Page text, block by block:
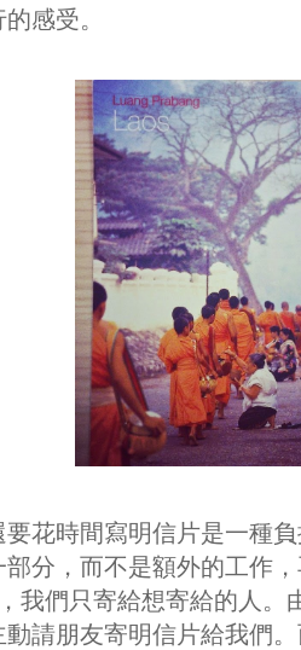
感受。
花時間寫明信片是一種
分，而不是額外的工作
我們只寄給想寄給的人。
請朋友寄明信片給我們